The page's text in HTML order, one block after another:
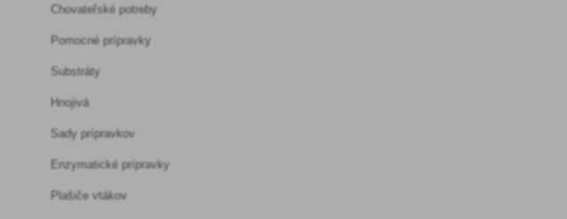
Chovateľské potreby
Pomocné prípravky
Substráty
Hnojivá
Sady prípravkov
Enzymatické prípravky
Plašiče vtákov